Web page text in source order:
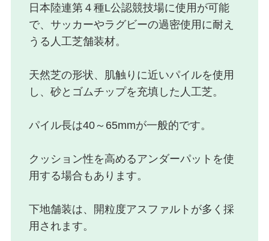
日本陸連第４種L公認競技場に使用が可能
で、サッカーやラグビーの過密使用に耐え
うる人工芝舗装材。
天然芝の形状、肌触りに近いパイルを使用
し、砂とゴムチップを充填した人工芝。
パイル長は40～65mmが一般的です。
クッション性を高めるアンダーパットを使
用する場合もあります。
下地舗装は、開粒度アスファルトが多く採
用されます。